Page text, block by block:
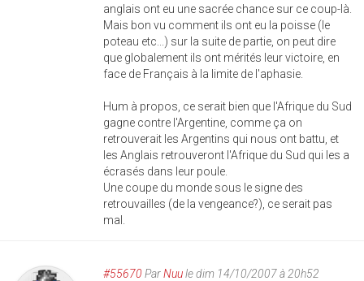
anglais ont eu une sacrée chance sur ce coup-là.
Mais bon vu comment ils ont eu la poisse (le
poteau etc...) sur la suite de partie, on peut dire
que globalement ils ont mérités leur victoire, en
face de Français à la limite de l'aphasie.
Hum à propos, ce serait bien que l'Afrique du Sud
gagne contre l'Argentine, comme ça on
retrouverait les Argentins qui nous ont battu, et
les Anglais retrouveront l'Afrique du Sud qui les a
écrasés dans leur poule.
Une coupe du monde sous le signe des
retrouvailles (de la vengeance?), ce serait pas
mal.
#55670 ParNuule dim 14/10/2007 à 20h52